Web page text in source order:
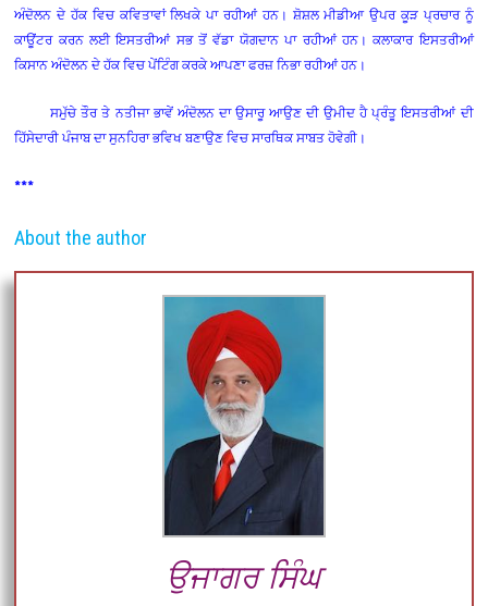
ਅੰਦੋਲਨ ਦੇ ਹੱਕ ਵਿਚ ਕਵਿਤਾਵਾਂ ਲਿਖਕੇ ਪਾ ਰਹੀਆਂ ਹਨ। ਸ਼ੋਸ਼ਲ ਮੀਡੀਆ ਉਪਰ ਕੂੜ ਪ੍ਰਚਾਰ ਨੂੰ
ਕਾਊਂਟਰ ਕਰਨ ਲਈ ਇਸਤਰੀਆਂ ਸਭ ਤੋਂ ਵੱਡਾ ਯੋਗਦਾਨ ਪਾ ਰਹੀਆਂ ਹਨ। ਕਲਾਕਾਰ ਇਸਤਰੀਆਂ
ਕਿਸਾਨ ਅੰਦੋਲਨ ਦੇ ਹੱਕ ਵਿਚ ਪੇਂਟਿੰਗ ਕਰਕੇ ਆਪਣਾ ਫਰਜ਼ ਨਿਭਾ ਰਹੀਆਂ ਹਨ।
ਸਮੁੱਚੇ ਤੌਰ ਤੇ ਨਤੀਜਾ ਭਾਵੇਂ ਅੰਦੋਲਨ ਦਾ ਉਸਾਰੂ ਆਉਣ ਦੀ ਉਮੀਦ ਹੈ ਪ੍ਰੰਤੂ ਇਸਤਰੀਆਂ ਦੀ
ਹਿੱਸੇਦਾਰੀ ਪੰਜਾਬ ਦਾ ਸੁਨਹਿਰਾ ਭਵਿਖ ਬਣਾਉਣ ਵਿਚ ਸਾਰਥਿਕ ਸਾਬਤ ਹੋਵੇਗੀ।
***
About the author
ਉਜਾਗਰ ਸਿੰਘ